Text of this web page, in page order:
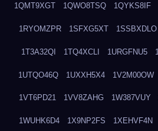
1QMT9XGT 1QWO8TSQ 1QYKS8IF
1RYOMZPR 1SFXG5XT 1SSBXDLO
1T3A32QI 1TQ4XCLI 1URGFNU5
1UTQO46Q 1UXXH5X4 1V2M00OW
1VT6PD21 1VV8ZAHG 1W387VUY
1WUHK6D4 1X9NP2FS 1XEHVF4N